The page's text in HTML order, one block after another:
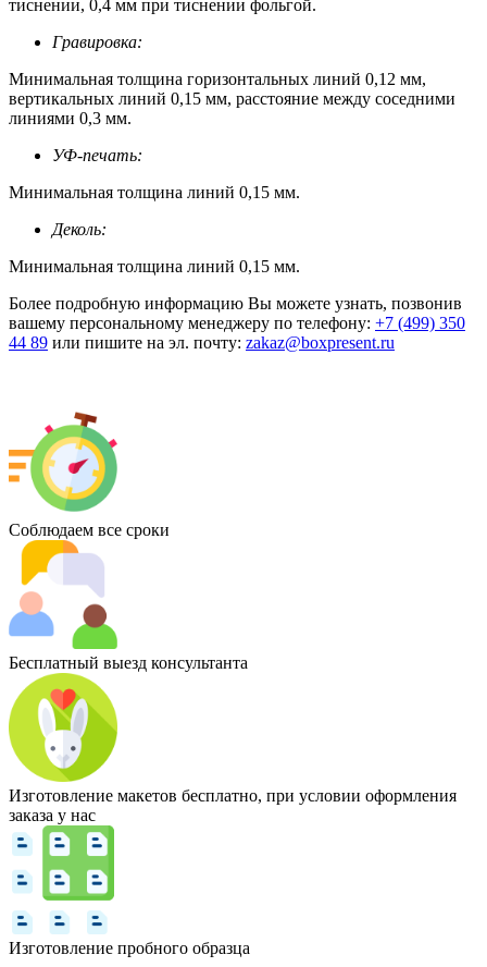
тиснении, 0,4 мм при тиснении фольгой.
Гравировка:
Минимальная толщина горизонтальных линий 0,12 мм,
вертикальных линий 0,15 мм, расстояние между соседними
линиями 0,3 мм.
УФ-печать:
Минимальная толщина линий 0,15 мм.
Деколь:
Минимальная толщина линий 0,15 мм.
Более подробную информацию Вы можете узнать, позвонив
вашему персональному менеджеру по телефону: +7 (499) 350
44 89 или пишите на эл. почту: zakaz@boxpresent.ru
Соблюдаем все сроки
Бесплатный выезд консультанта
Изготовление макетов бесплатно, при условии оформления
заказа у нас
Изготовление пробного образца